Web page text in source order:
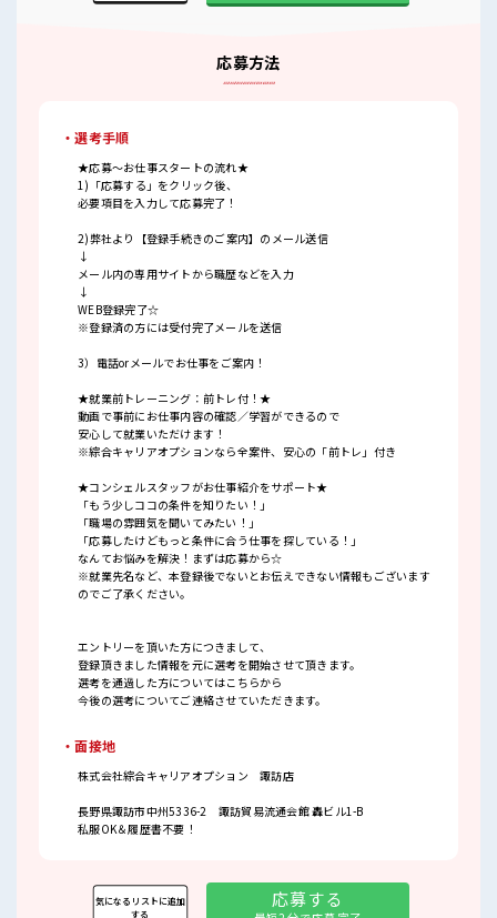
応募方法
・選考手順
★応募～お仕事スタートの流れ★
1)「応募する」をクリック後、
必要項目を入力して応募完了！
2)弊社より【登録手続きのご案内】のメール送信
↓
メール内の専用サイトから職歴などを入力
↓
WEB登録完了☆
※登録済の方には受付完了メールを送信
3）電話orメールでお仕事をご案内！
★就業前トレーニング：前トレ付！★
動画で事前にお仕事内容の確認／学習ができるので
安心して就業いただけます！
※綜合キャリアオプションなら全案件、安心の「前トレ」付き
★コンシェルスタッフがお仕事紹介をサポート★
「もう少しココの条件を知りたい！」
「職場の雰囲気を聞いてみたい！」
「応募したけどもっと条件に合う仕事を探している！」
なんてお悩みを解決！まずは応募から☆
※就業先名など、本登録後でないとお伝えできない情報もございます
のでご了承ください。
エントリーを頂いた方につきまして、
登録頂きました情報を元に選考を開始させて頂きます。
選考を通過した方についてはこちらから
今後の選考についてご連絡させていただきます。
・面接地
株式会社綜合キャリアオプション 諏訪店
長野県諏訪市中州5336-2 諏訪貿易流通会館 轟ビル1-B
私服OK＆履歴書不要！
応募する
気になるリストに追加
する